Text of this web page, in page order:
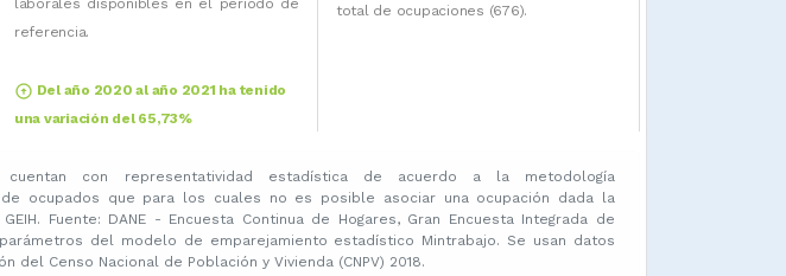
laborales disponibles en el periodo de
referencia.
arrow_circle_up Del año 2020 al año 2021 ha tenido
una variación del 65,73%
total de ocupaciones (676).
con representatividad estadística de acuerdo a la metodología
de ocupados que para los cuales no es posible asociar una ocupación dada la
Fuente: DANE - Encuesta Continua de Hogares, Gran Encuesta Integrada de
parámetros del modelo de emparejamiento estadístico Mintrabajo. Se usan datos
Censo Nacional de Población y Vivienda (CNPV) 2018.